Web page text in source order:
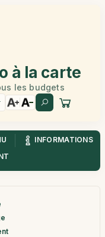
à la carte
les budgets
INFORMATIONS